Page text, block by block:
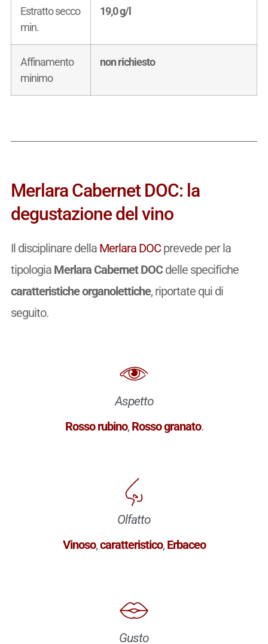
Estratto secco
min.
19,0 g/l
Affinamento
minimo
non richiesto
Merlara Cabernet DOC: la
degustazione del vino
Il disciplinare della Merlara DOCprevede per la
tipologia Merlara Cabernet DOCdelle specifiche
caratteristiche organolettiche, riportate qui di
seguito.
Aspetto
Rosso rubino, Rosso granato.
Olfatto
Vinoso,caratteristico, Erbaceo
Gusto